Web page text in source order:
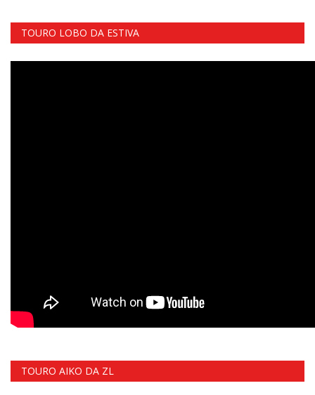
TOURO LOBO DA ESTIVA
TOURO AIKO DA ZL